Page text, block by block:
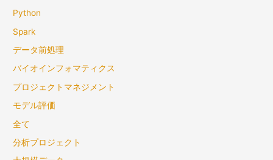
Python
Spark
データ前処理
バイオインフォマティクス
プロジェクトマネジメント
モデル評価
全て
分析プロジェクト